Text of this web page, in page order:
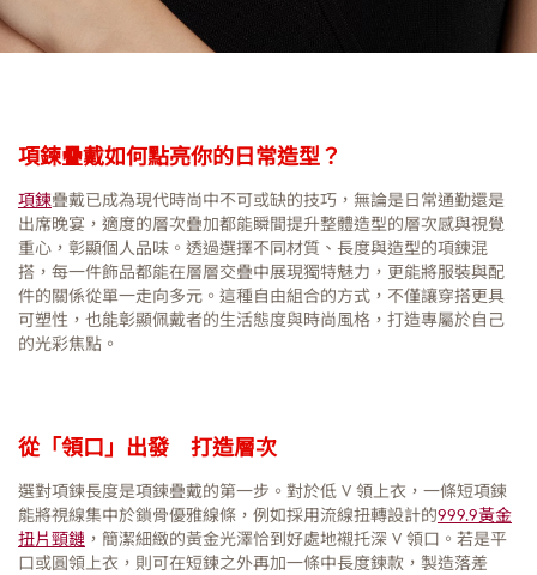
項鍊疊戴如何點亮你的日常造型？
項鍊疊戴已成為現代時尚中不可或缺的技巧，無論是日常通勤還是
出席晚宴，適度的層次疊加都能瞬間提升整體造型的層次感與視覺
重心，彰顯個人品味。透過選擇不同材質、長度與造型的項鍊混
搭，每一件飾品都能在層層交疊中展現獨特魅力，更能將服裝與配
件的關係從單一走向多元。這種自由組合的方式，不僅讓穿搭更具
可塑性，也能彰顯佩戴者的生活態度與時尚風格，打造專屬於自己
的光彩焦點。
從「領口」出發 打造層次
選對項鍊長度是項鍊疊戴的第一步。對於低 V 領上衣，一條短項鍊
能將視線集中於鎖骨優雅線條，例如採用流線扭轉設計的999.9黃金
扭片頸鏈 ，簡潔細緻的黃金光澤恰到好處地襯托深 V 領口。若是平
口或圓領上衣，則可在短鍊之外再加一條中長度鍊款，製造落差